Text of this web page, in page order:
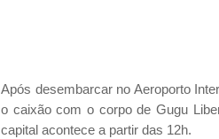
Após desembarcar no Aeroporto
o caixão com o corpo de Gugu
capital acontece a partir das 12h.